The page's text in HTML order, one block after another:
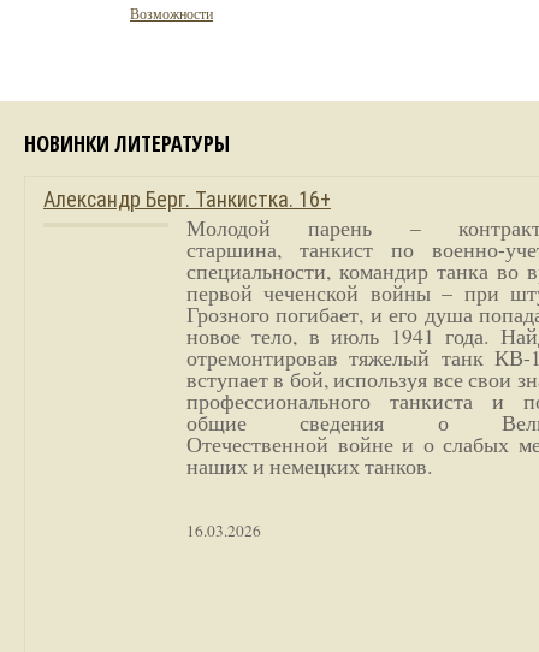
Возможности
НОВИНКИ ЛИТЕРАТУРЫ
Александр Берг. Танкистка. 16+
Молодой парень –
старшина, танкист по военно-
специальности, командир танка во
первой чеченской войны – при
Грозного погибает, и его душа
новое тело, в июль 1941 года.
отремонтировав тяжелый танк
вступает в бой, используя все свои
профессионального танкиста и
общие сведения о
Отечественной войне и о слабых
наших и немецких танков.
16.03.2026